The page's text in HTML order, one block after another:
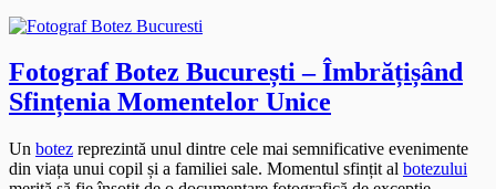
Fotograf Botez București – Îmbrățișând
Sfințenia Momentelor Unice
Un botez reprezintă unul dintre cele mai semnificative evenimente
din viața unui copil și a familiei sale. Momentul sfințit al botezului